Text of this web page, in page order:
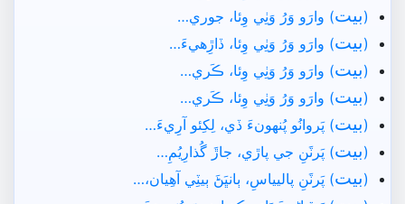
(بيت) وارَو وَرُ وَٺِي وِئا، جوري…
(بيت) وارَو وَرُ وَٺِي وِئا، ڏاڙِهيءَ…
(بيت) وارَو وَرُ وَٺِي وِئا، ڪَري…
(بيت) وارَو وَرُ وَٺِي وِئا، ڪَري…
(بيت) پَروانُو پُنهونءَ ڏي، لِکِئو آرِيءَ…
(بيت) پَرٽَنِ جي پاڙي، جاڙَ گُذارِيُمِ…
(بيت) پَرٽَنِ پاليياسِ، ٻانڀَڻَ ٻيٽِي آھِيان،…